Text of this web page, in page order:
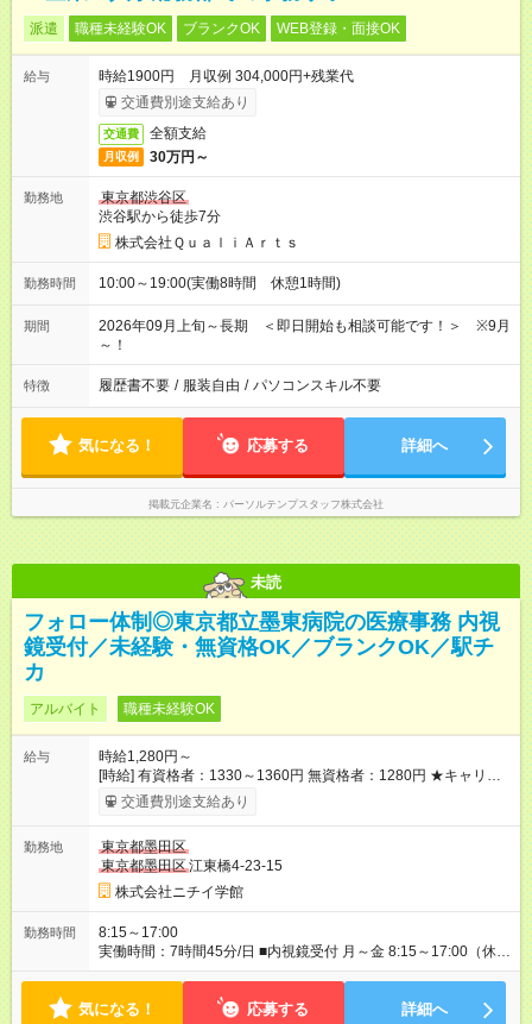
派遣 職種未経験OK ブランクOK WEB登録・面接OK
給与
時給1900円 月収例 304,000円+残業代
交通費別途支給あり
交通費 全額支給
月収例 30万円～
勤務地
東京都渋谷区
渋谷駅から徒歩7分
株式会社ＱｕａｌｉＡｒｔｓ
勤務時間 10:00～19:00(実働8時間 休憩1時間)
期間
2026年09月上旬～長期 ＜即日開始も相談可能です！＞ ※9月
～！
特徴 履歴書不要 / 服装自由 / パソコンスキル不要
気になる！ 応募する 詳細へ
掲載元企業名 パーソルテンプスタッフ株式会社
未読
フォロー体制◎東京都立墨東病院の医療事務 内視
鏡受付／未経験・無資格OK／ブランクOK／駅チ
カ
アルバイト 職種未経験OK
給与
時給1,280円～
[時給] 有資格者：1330～1360円 無資格者：1280円 ★キャリア
アップ制度あり 進級により給与がアップします！ 【試用期間】
試用期間あり 試用期間の長さ：3ヶ月 雇用形態、給与は本採用
交通費別途支給あり
勤務地
東京都墨田区
東京都墨田区江東橋4-23-15
株式会社ニチイ学館
勤務時間
8:15～17:00
実働時間：7時間45分/日 ■内視鏡受付 月～金 8:15～17:00（休憩
60分） ※上記曜日や時間帯での週4日のお仕事
気になる！ 応募する 詳細へ